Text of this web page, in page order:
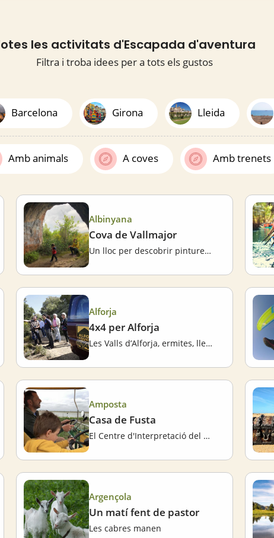
les activitats d'Escapada d'aventura
Filtra i troba idees per a tots els gustos
Barcelona Girona Lleida
Amb animals A coves Amb trenets
Albinyana
Cova de Vallmajor
Un lloc per descobrir pintures de bronze
Alforja
4x4 per Alforja
Les Valls d’Alforja, ermites, llegendes, vi i mel en 4x4
Amposta
Casa de Fusta
El Centre d'Interpretació del Delta
Argençola
Un matí fent de pastor
Les cabres manen